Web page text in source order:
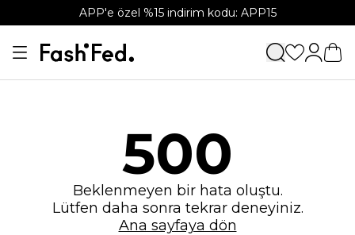
APP'e özel %15 indirim kodu: APP15
500
Beklenmeyen bir hata oluştu.
Lütfen daha sonra tekrar deneyiniz.
Ana sayfaya dön